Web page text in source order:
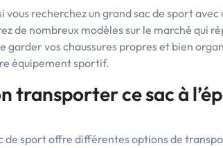
vous recherchez un grand sac de sport
de nombreux modèles sur le marché qui
garder vos chaussures propres et bien
équipement sportif.
transporter ce sac à
de sport offre différentes options de